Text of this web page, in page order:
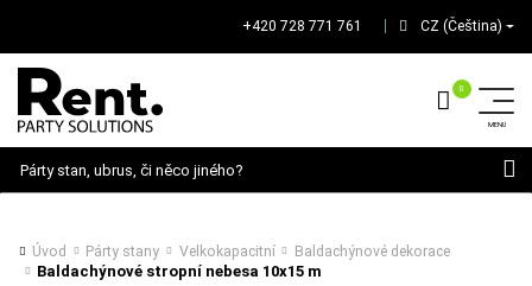
+420 728 771 761 CZ (Čeština)
Úvod Párty stany Velkokapacitní Baldachýnové dekorace
Baldachýnové stropní nebesa 10x15 m